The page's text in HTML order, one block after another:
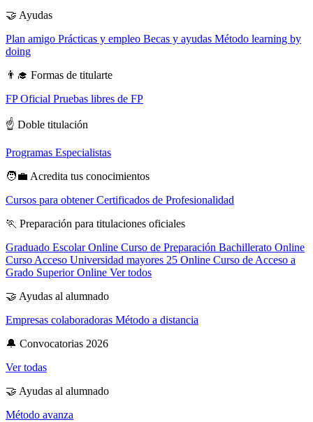
🤝 Ayudas
Plan amigo Prácticas y empleo Becas y ayudas Método learning by
doing
👨‍🎓 Formas de titularte
FP Oficial Pruebas libres de FP
☝️ Doble titulación
Programas Especialistas
🧑‍💼 Acredita tus conocimientos
Cursos para obtener Certificados de Profesionalidad
🏃 Preparación para titulaciones oficiales
Graduado Escolar Online Curso de Preparación Bachillerato Online
Curso Acceso Universidad mayores 25 Online Curso de Acceso a
Grado Superior Online Ver todos
🤝 Ayudas al alumnado
Empresas colaboradoras Método a distancia
🔔 Convocatorias 2026
Ver todas
🤝 Ayudas al alumnado
Método avanza